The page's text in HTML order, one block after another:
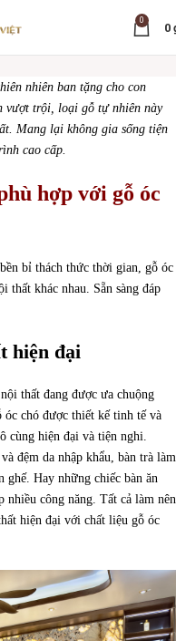
0
0
nhiên ban tặng cho con
vượt trội, loại gỗ tự nhiên này
Mang lại không gia sống tiện
cao cấp.
hợp với gỗ óc
bỉ thách thức thời gian, gỗ óc
thất khác nhau. Sẵn sàng đáp
hiện đại
thất đang được ưa chuộng
chó được thiết kế tinh tế và
cùng hiện đại và tiện nghi.
đệm da nhập khẩu, bàn trà làm
Hay những chiếc bàn ăn
nhiều công năng. Tất cả làm nên
hiện đại với chất liệu gỗ óc